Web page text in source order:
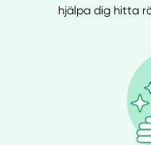
hjälpa dig hitta